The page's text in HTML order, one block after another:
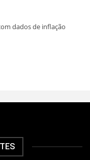
dados de inflação